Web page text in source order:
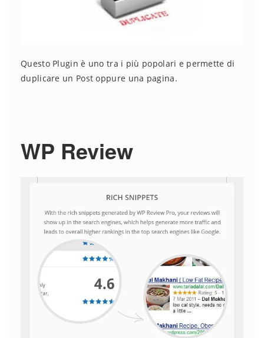
Questo Plugin è uno tra i più popolari e permette di
duplicare un Post oppure una pagina.
WP Review